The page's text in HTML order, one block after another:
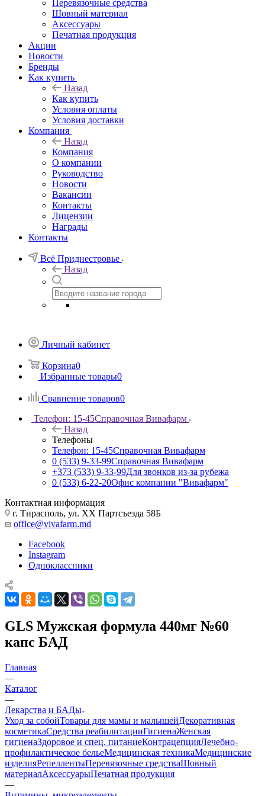
Перевязочные средства
Шовный материал
Аксессуары
Печатная продукция
Акции
Новости
Бренды
Как купить
Назад
Как купить
Условия оплаты
Условия доставки
Компания
Назад
Компания
О компании
Руководство
Новости
Вакансии
Контакты
Лицензии
Награды
Контакты
Всё Приднестровье
Назад
Личный кабинет
Корзина0
Избранные товары0
Сравнение товаров0
Телефон: 15-45Справочная Вивафарм
Назад
Телефоны
Телефон: 15-45Справочная Вивафарм
0 (533) 9-33-99Справочная Вивафарм
+373 (533) 9-33-99Для звонков из-за рубежа
0 (533) 6-22-20Офис компании "Вивафарм"
Контактная информация
г. Тирасполь, ул. ХХ Партсъезда 58Б
office@vivafarm.md
Facebook
Instagram
Одноклассники
GLS Мужская формула 440мг №60
капс БАД
Главная
—
Каталог
—
Лекарства и БАДы
Уход за собойТовары для мамы и малышейДекоративная
косметикаСредства реабилитацииГигиенаЖенская
гигиенаЗдоровое и спец. питаниеКонтрацепцияЛечебно-
профилактическое бельеМедицинская техникаМедицинские
изделияРепеллентыПеревязочные средстваШовный
материалАксессуарыПечатная продукция
—